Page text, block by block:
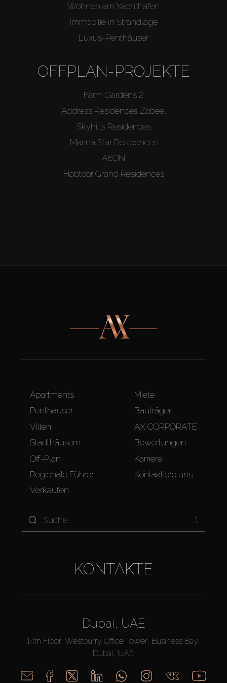
Wohnen am Yachthafen
Immobilie in Strandlage
Luxus-Penthäuser
OFFPLAN-PROJEKTE
Farm Gardens 2
Address Residences Zabeel
Skyhills Residences
Marina Star Residences
AEON
Habtoor Grand Residences
Apartments
Penthäuser
Villen
Stadthäusern
Off-Plan
Regionale Führer
Verkaufen
Miete
Bauträger
AX CORPORATE
Bewertungen
Karriere
Kontaktiere uns
1
KONTAKTE
Dubai, UAE
14th Floor, Westburry Office Tower, Business Bay,
Dubai, UAE